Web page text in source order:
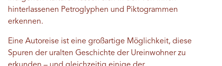
hinterlassenen Petroglyphen und Piktogrammen
erkennen.
Eine Autoreise ist eine großartige Möglichkeit, diese
Spuren der uralten Geschichte der Ureinwohner zu